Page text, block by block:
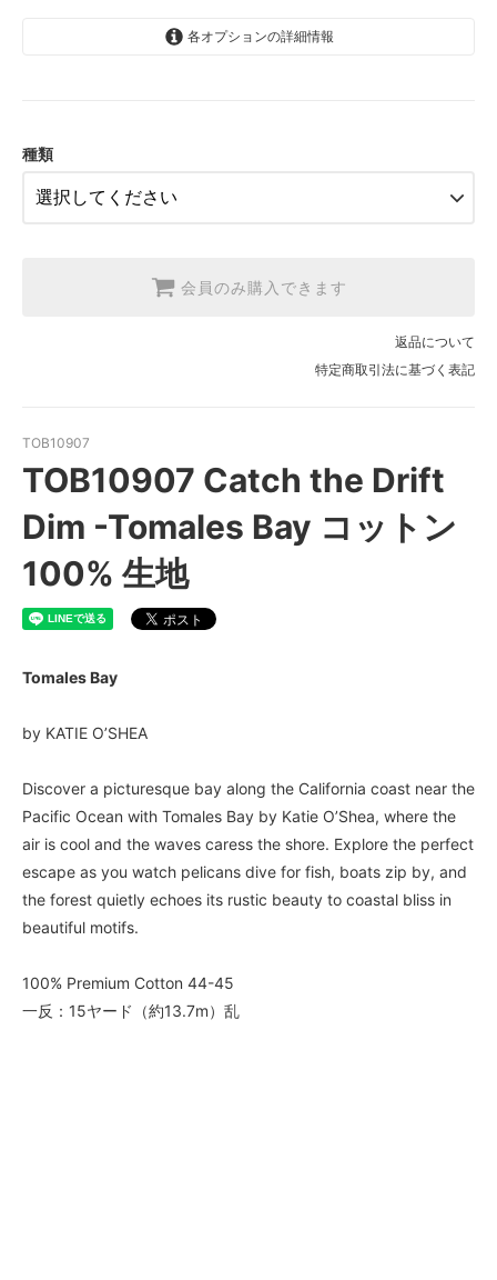
各オプションの詳細情報
【2026/9/20〆10月発送予定分】
種類
会員のみ購入できます
返品について
特定商取引法に基づく表記
TOB10907
TOB10907 Catch the Drift
Dim -Tomales Bay コットン
100% 生地
Tomales Bay
by KATIE O’SHEA
Discover a picturesque bay along the California coast near the
Pacific Ocean with Tomales Bay by Katie O’Shea, where the
air is cool and the waves caress the shore. Explore the perfect
escape as you watch pelicans dive for fish, boats zip by, and
the forest quietly echoes its rustic beauty to coastal bliss in
beautiful motifs.
100% Premium Cotton 44-45
一反：15ヤード（約13.7m）乱